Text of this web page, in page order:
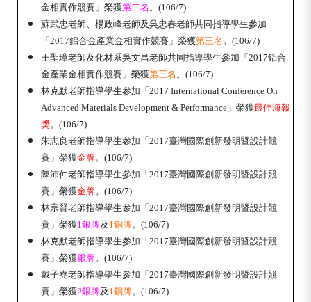
金相實作競賽」榮獲第二名 。(106/7)
蘇武忠老師、楊政峰老師及吳忠春老師共同指導學生參加
「2017鋁合金產業金相實作競賽」榮獲第三名 。(106/7)
王聖璋老師及化材系吳文昌老師共同指導學生參加「2017鋁合
金產業金相實作競賽」榮獲第三名 。(106/7)
林克默老師指導學生參加「2017 International Conference On
Advanced Materials Development & Performance」榮獲最佳海報
獎。(106/7)
朱志良老師指導學生參加「2017臺灣國際創新發明暨設計競
賽」榮獲金牌。(106/7)
陳沛仲老師指導學生參加「2017臺灣國際創新發明暨設計競
賽」榮獲金牌。(106/7)
林宗賢老師指導學生參加「2017臺灣國際創新發明暨設計競
賽」榮獲1銀牌及 1銅牌。(106/7)
林克默老師指導學生參加「2017臺灣國際創新發明暨設計競
賽」榮獲銀牌。(106/7)
戴子堯老師指導學生參加「2017臺灣國際創新發明暨設計競
賽」榮獲2銀牌及 1銅牌。(106/7)